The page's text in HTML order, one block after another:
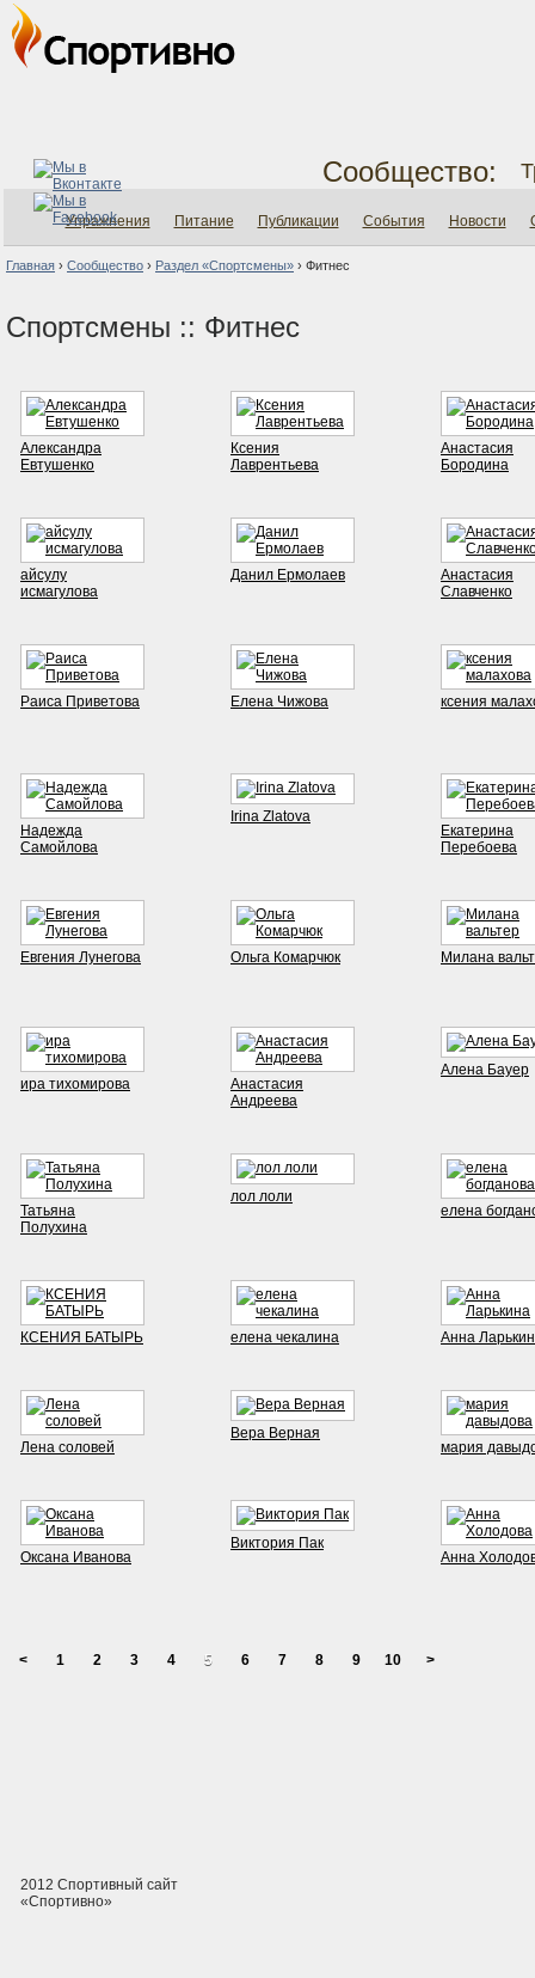
Сообщество:
Упражнения Питание Публикации События Новости
Главная › Сообщество › Раздел «Спортсмены» › Фитнес
Спортсмены :: Фитнес
Александра
Евтушенко
Ксения
Лаврентьева
Анастасия
Бородина
айсулу
исмагулова
Данил Ермолаев
Анастасия
Славченко
Раиса Приветова Елена Чижова ксения
Надежда
Самойлова
Irina Zlatova
Екатерина
Перебоева
Евгения Лунегова Ольга Комарчюк Милана
ира тихомирова
Анастасия
Андреева
Алена Бауер
Татьяна
Полухина
лол лоли
елена
КСЕНИЯ БАТЫРЬ елена чекалина Анна
Лена соловей
Вера Верная
мария
Оксана Иванова
Виктория Пак
Анна
< 1 2 3 4 5 6 7 8 9 10 >
2012 Спортивный сайт
«Спортивно»